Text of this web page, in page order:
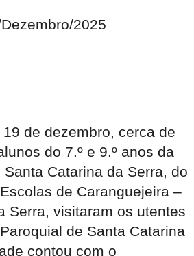
2025
de dezembro, cerca de
do 7.º e 9.º anos da
Catarina da Serra, do
de Caranguejeira –
Serra, visitaram os utentes
de Santa Catarina
contou com o